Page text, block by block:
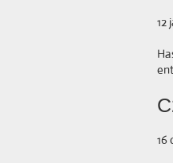
12
16